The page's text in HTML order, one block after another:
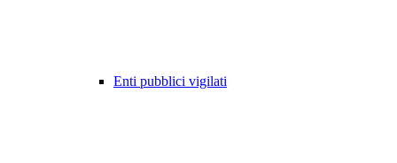
Enti pubblici vigilati